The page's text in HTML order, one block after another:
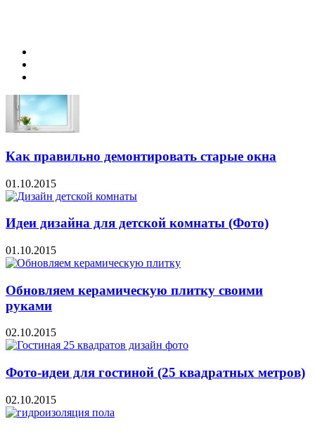
Как правильно демонтировать старые окна
01.10.2015
Идеи дизайна для детской комнаты (Фото)
01.10.2015
Обновляем керамическую плитку своими
руками
02.10.2015
Фото-идеи для гостиной (25 квадратных метров)
02.10.2015